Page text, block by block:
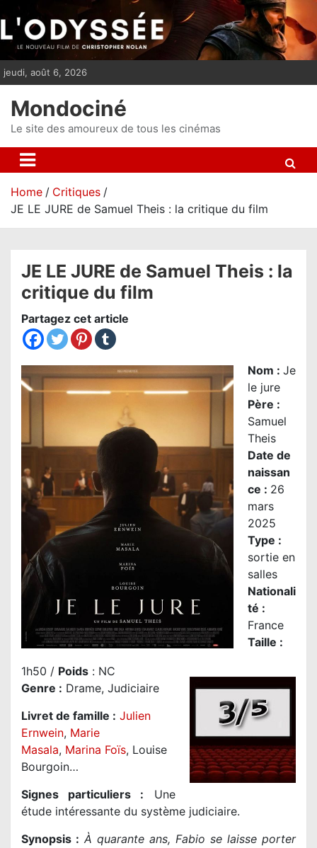
i
p
t
n
jeudi, août 6, 2026
Mondociné
Le site des amoureux de tous les cinémas
Home
Critiques
JE LE JURE de Samuel Theis : la critique du film
JE LE JURE de Samuel Theis : la
critique du film
Partagez cet article
Nom : Je
le jure
Père :
Samuel
Theis
Date de
naissan
ce : 26
mars
2025
Type :
sortie en
salles
Nationali
té :
France
Taille :
1h50 / Poids : NC
Genre : Drame, Judiciaire
Livret de famille : Julien
Ernwein, Marie
Masala, Marina Foïs, Louise
Bourgoin…
Signes particuliers : Une
étude intéressante du système judiciaire.
Synopsis : À quarante ans, Fabio se laisse porter